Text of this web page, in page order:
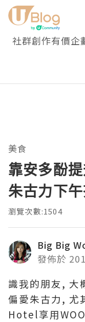
社群創作有價企
美食
靠安多酚
朱古力下
瀏覽次數:1504
Big Big
發佈於
識我的朋友, 大
偏愛朱古力, 尤
Hotel享用